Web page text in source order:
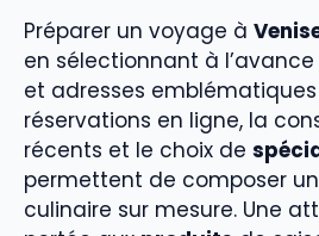
Préparer un voyage à
en sélectionnant à l’avance
et adresses emblématiques
réservations en ligne, la
récents et le choix de
permettent de composer
culinaire sur mesure. Une